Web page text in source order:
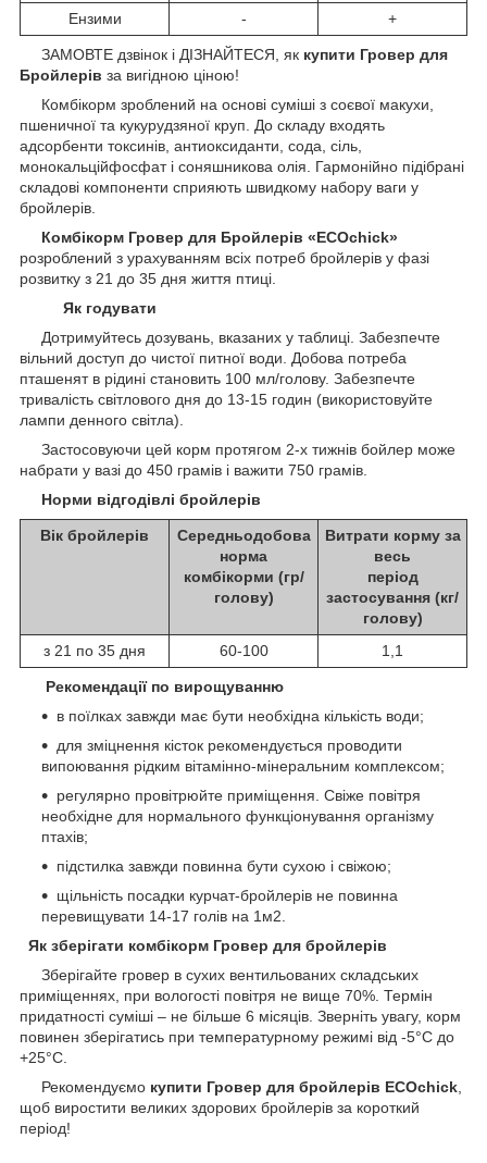
Ензими - +
ЗАМОВТЕ дзвінок і ДІЗНАЙТЕСЯ, як купити Гровер для
Бройлерів за вигідною ціною!
Комбікорм зроблений на основі суміші з соєвої макухи,
пшеничної та кукурудзяної круп. До складу входять
адсорбенти токсинів, антиоксиданти, сода, сіль,
монокальційфосфат і соняшникова олія. Гармонійно підібрані
складові компоненти сприяють швидкому набору ваги у
бройлерів.
Комбікорм Гровер для Бройлерів «ECOchick»
розроблений з урахуванням всіх потреб бройлерів у фазі
розвитку з 21 до 35 дня життя птиці.
Як годувати
Дотримуйтесь дозувань, вказаних у таблиці. Забезпечте
вільний доступ до чистої питної води. Добова потреба
пташенят в рідині становить 100 мл/голову. Забезпечте
тривалість світлового дня до 13-15 годин (використовуйте
лампи денного світла).
Застосовуючи цей корм протягом 2-х тижнів бойлер може
набрати у вазі до 450 грамів і важити 750 грамів.
Норми відгодівлі бройлерів
Вік бройлерів
Середньодобова
норма
комбікорми (гр/
голову)
Витрати корму за
весь
період
застосування (кг/
голову)
з 21 по 35 дня
60-100 1,1
Рекомендації по вирощуванню
в поїлках завжди має бути необхідна кількість води;
для зміцнення кісток рекомендується проводити
випоювання рідким вітамінно-мінеральним комплексом;
регулярно провітрюйте приміщення. Свіже повітря
необхідне для нормального функціонування організму
птахів;
підстилка завжди повинна бути сухою і свіжою;
щільність посадки курчат-бройлерів не повинна
перевищувати 14-17 голів на 1м2
Як зберігати комбікорм Гровер для бройлерів
Зберігайте гровер в сухих вентильованих складських
приміщеннях, при вологості повітря не вище 70%. Термін
придатності суміші – не більше 6 місяців. Зверніть увагу, корм
повинен зберігатись при температурному режимі від -5°С до
+25°С.
Рекомендуємо купити Гровер для бройлерів ECOchick
щоб виростити великих здорових бройлерів за короткий
період!